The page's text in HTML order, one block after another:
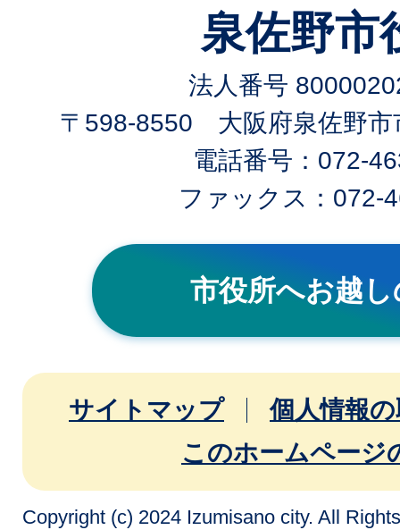
泉佐野市
法人番号
〒598-8550 大阪府泉佐野市
電話番号：072-
ファックス：072-
市役所へお越
サイトマップ
個人情報
このホームページ
Copyright (c) 2024 Izumisano city. All